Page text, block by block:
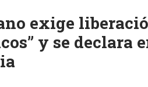
exige
y se declara